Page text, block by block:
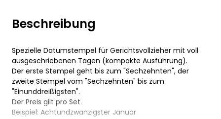
Beschreibung
Spezielle Datumstempel für Gerichtsvollzieher mit voll
ausgeschriebenen Tagen (kompakte Ausführung).
Der erste Stempel geht bis zum "Sechzehnten", der
zweite Stempel vom "Sechzehnten" bis zum
"Einunddreißigsten".
Der Preis gilt pro Set.
Beispiel: Achtundzwanzigster Januar